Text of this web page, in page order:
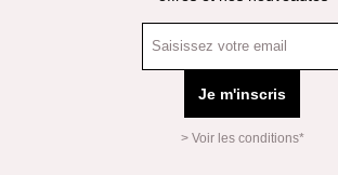
Je m'inscris
> Voir les conditions*